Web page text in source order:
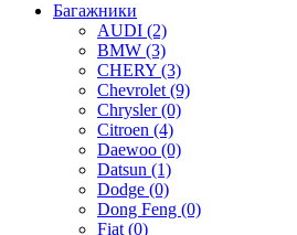
Багажники
AUDI (2)
BMW (3)
CHERY (3)
Chevrolet (9)
Chrysler (0)
Citroen (4)
Daewoo (0)
Datsun (1)
Dodge (0)
Dong Feng (0)
Fiat (0)